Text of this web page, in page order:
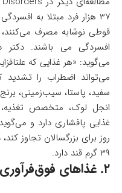
۳۷ هزار فرد مبتلا به
افسردگی می باشند. دکتر
می‌گوید: «هر غذایی که
می‌تواند اضطراب را
سفید، پاستا، سیب‌زمینی،
انجل لوک، متخصص تغذیه،
روز برای بزرگسالان تجاوز
۳۹ گرم قند دارد.
۲. غذاهای فوق‌فرآوری‌شده